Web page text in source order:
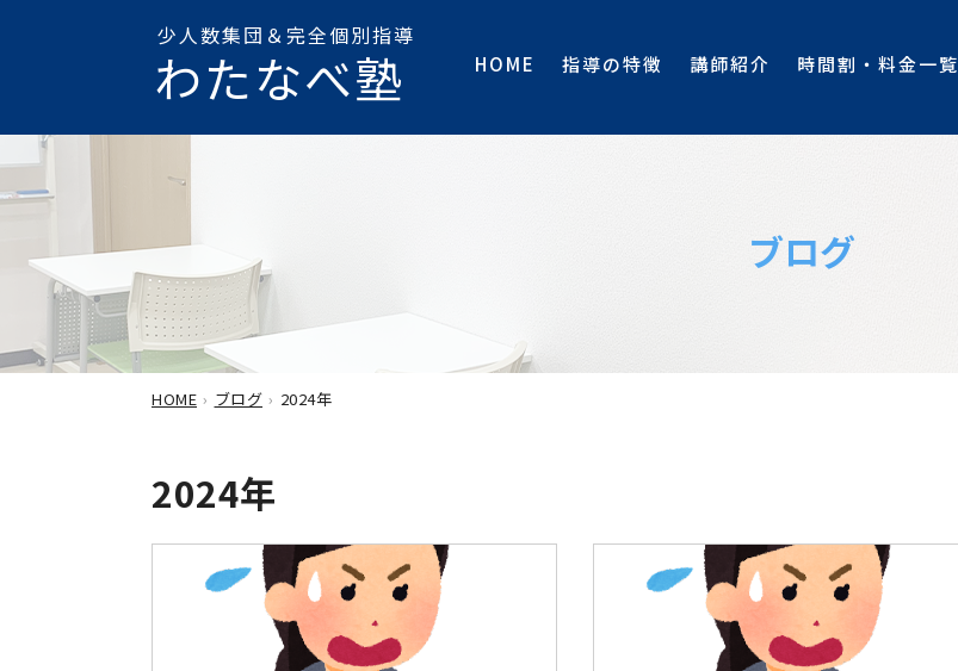
少人数集団＆完全個別指導
わたなべ塾 HOME 指導の特徴 講師紹介 時間割・料金一覧
ブログ
HOME ブログ 2024年
2024年